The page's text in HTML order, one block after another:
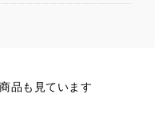
品も見ています